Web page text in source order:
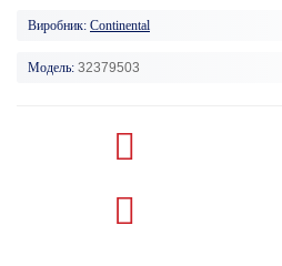
Виробник: Continental
Модель: 32379503